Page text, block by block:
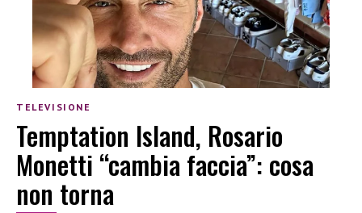
TELEVISIONE
Temptation Island, Rosario
Monetti “cambia faccia”: cosa
non torna